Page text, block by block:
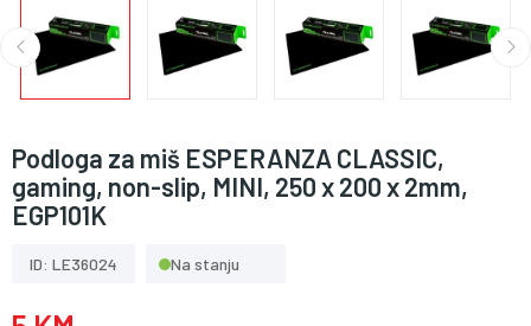
Podloga za miš ESPERANZA CLASSIC,
gaming, non-slip, MINI, 250 x 200 x 2mm,
EGP101K
ID: LE36024 Na stanju